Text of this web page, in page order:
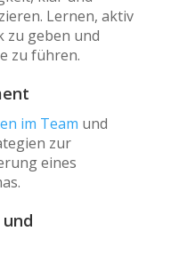
Lernen, aktiv
zu geben und
zu führen.
im Team und
zur
eines